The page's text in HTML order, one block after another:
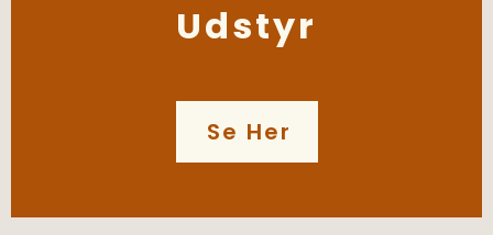
Udstyr
Se Her